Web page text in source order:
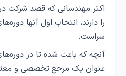
اکثر مهندسانی که قصد شرکت
را دارند، انتخاب اول آنها
سراست.
آنچه که باعث شده تا در
عنوان یک مرجع تخصصی و